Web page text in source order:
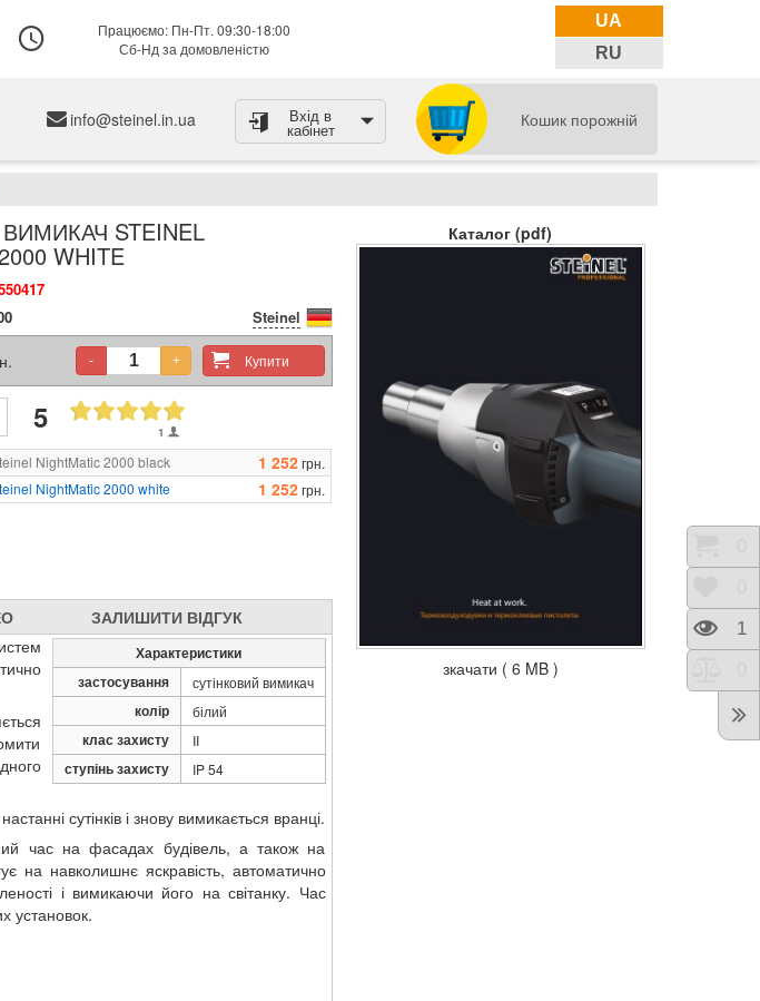
Працюємо: Пн-Пт. 09:30-18:00
Сб-Нд за домовленістю
UA
RU
info@steinel.in.ua Вхід в
кабінет Кошик порожній
STEINEL
WHITE
Steinel
Купити
- +
5 1
NightMatic 2000 black 1 252грн.
NightMatic 2000 white
1 252грн.
ЗАЛИШИТИ ВІДГУК
Характеристики
застосування
сутінковий вимикач
колір білий
клас захисту II
ступінь захисту IP 54
сутінків і знову вимикається вранці.
час на фасадах будівель, а також на
на навколишнє яскравість, автоматично
і вимикаючи його на світанку. Час
установок.
Каталог (pdf)
зкачати ( 6 MB )
1